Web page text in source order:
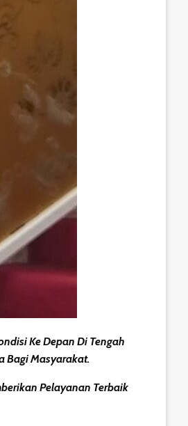
Ke Depan Di Tengah
Bagi Masyarakat.
Pelayanan Terbaik